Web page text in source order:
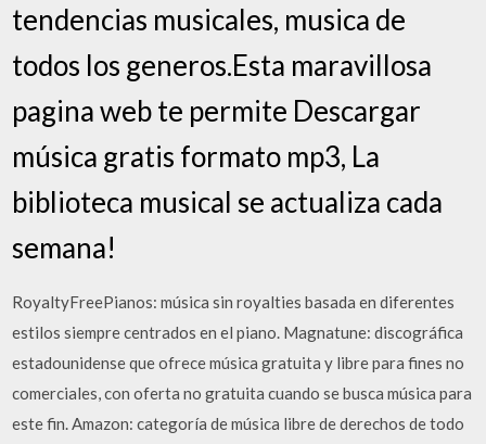
tendencias musicales, musica de
todos los generos.Esta maravillosa
pagina web te permite Descargar
música gratis formato mp3, La
biblioteca musical se actualiza cada
semana!
RoyaltyFreePianos: música sin royalties basada en diferentes
estilos siempre centrados en el piano. Magnatune: discográfica
estadounidense que ofrece música gratuita y libre para fines no
comerciales, con oferta no gratuita cuando se busca música para
este fin. Amazon: categoría de música libre de derechos de todo